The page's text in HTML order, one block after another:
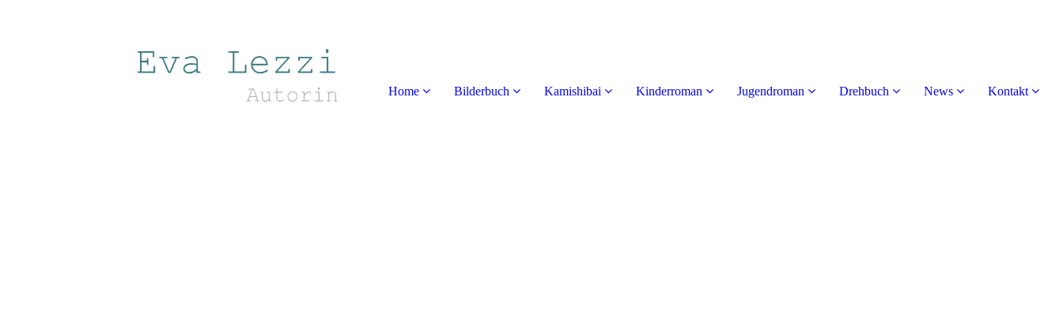
Home Bilderbuch Kamishibai Kinderroman Jugendroman Drehbuch News Kontakt